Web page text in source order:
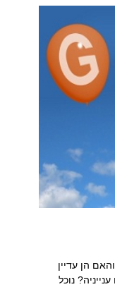
הן עדיין
נוכל